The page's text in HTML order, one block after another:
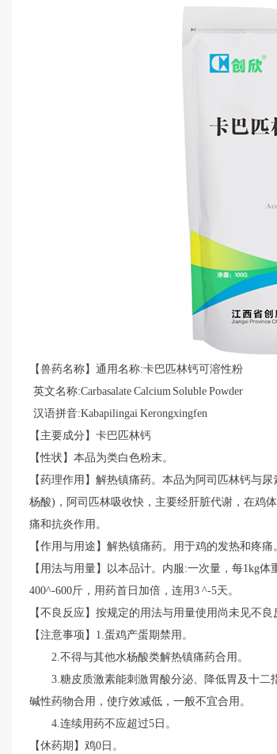
【兽药名称】通用名称:卡巴匹林钙可溶性粉
英文名称:Carbasalate Calcium Soluble Powder
汉语拼音:Kabapilingai Kerongxingfen
【主要成分】卡巴匹林钙
【性状】本品为类白色粉末。
【药理作用】解热镇痛药。本品为阿司匹林钙与
杨酸)，阿司匹林吸收快，主要经肝脏代谢，在鸡
痛和抗炎作用。
【作用与用途】解热镇痛药。用于鸡的发热和疼痛
【用法与用量】以本品计。内服:一次量，每1kg
400^-600斤，用药首日加倍，连用3 ^-5天。
【不良反应】按规定的用法与用量使用尚未见不良
【注意事项】 1.蛋鸡产蛋期禁用。
2.不得与其他水杨酸类解热镇痛药合用。
3.糖皮质激素能刺激胃酸分泌、降低胃及十二
碱性药物合用，使疗效减低，一般不宜合用。
4.连续用药不应超过5日。
【休药期】鸡0日。